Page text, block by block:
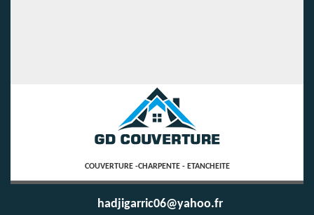
COUVERTURE -CHARPENTE - ETANCHEITE
hadjigarric06@yahoo.fr